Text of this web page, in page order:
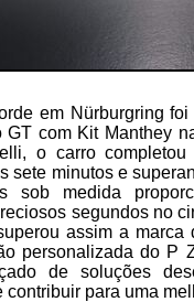
em Nürburgring
GT com Kit Manthey
o carro
sete minutos e
sob medida
segundos no
assim a
personalizada do P
de soluções
contribuir para uma